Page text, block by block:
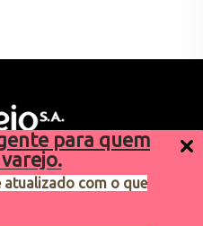
para quem
atualizado com o que
de pauta